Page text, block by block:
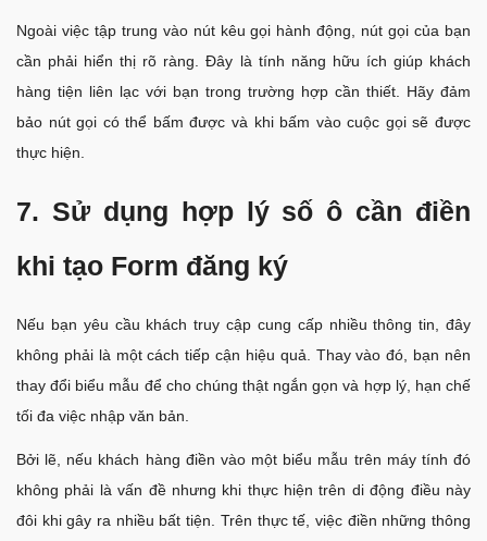
Ngoài việc tập trung vào nút kêu gọi hành động, nút gọi của bạn
cần phải hiển thị rõ ràng. Đây là tính năng hữu ích giúp khách
hàng tiện liên lạc với bạn trong trường hợp cần thiết. Hãy đảm
bảo nút gọi có thể bấm được và khi bấm vào cuộc gọi sẽ được
thực hiện.
7. Sử dụng hợp lý số ô cần điền
khi tạo Form đăng ký
Nếu bạn yêu cầu khách truy cập cung cấp nhiều thông tin, đây
không phải là một cách tiếp cận hiệu quả. Thay vào đó, bạn nên
thay đổi biểu mẫu để cho chúng thật ngắn gọn và hợp lý, hạn chế
tối đa việc nhập văn bản.
Bởi lẽ, nếu khách hàng điền vào một biểu mẫu trên máy tính đó
không phải là vấn đề nhưng khi thực hiện trên di động điều này
đôi khi gây ra nhiều bất tiện. Trên thực tế, việc điền những thông